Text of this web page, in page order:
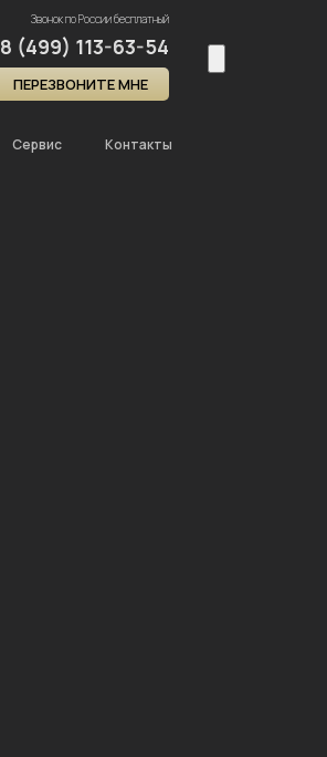
Звонок по России бесплатный
8 (499) 113-63-54
ПЕРЕЗВОНИТЕ МНЕ
Сервис Контакты